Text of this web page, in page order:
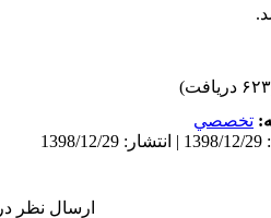
تخصصي
ارسال نظر